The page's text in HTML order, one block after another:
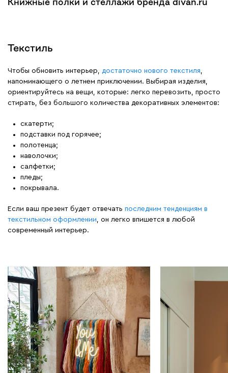
Книжные полки и стеллажи бренда divan.ru
Текстиль
Чтобы обновить интерьер, достаточно нового текстиля,
напоминающего о летнем приключении. Выбирая изделия,
ориентируйтесь на вещи, которые: легко перевозить, просто
стирать, без большого количества декоративных элементов:
скатерти;
подставки под горячее;
полотенца;
наволочки;
салфетки;
пледы;
покрывала.
Если ваш презент будет отвечать последним тенденциям в
текстильном оформлении, он легко впишется в любой
современный интерьер.